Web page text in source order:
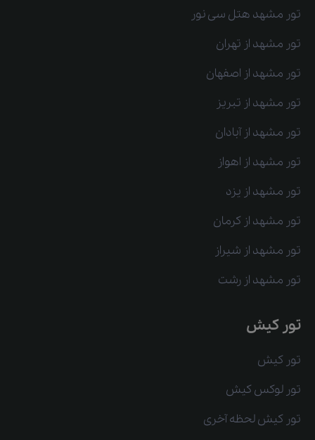
تور مشهد هتل سی نور
تور مشهد از تهران
تور مشهد از اصفهان
تور مشهد از تبریز
تور مشهد از آبادان
تور مشهد از اهواز
تور مشهد از یزد
تور مشهد از کرمان
تور مشهد از شیراز
تور مشهد از رشت
تور کیش
تور کیش
تور لوکس کیش
تور کیش لحظه آخری